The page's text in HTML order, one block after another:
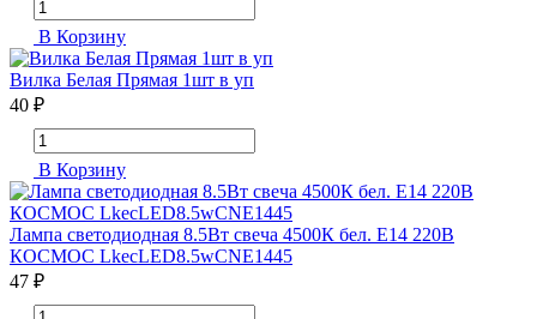
В Корзину
Вилка Белая Прямая 1шт в уп
40 ₽
В Корзину
Лампа светодиодная 8.5Вт свеча 4500К бел. E14 220В
КОСМОС LkecLED8.5wCNE1445
47 ₽